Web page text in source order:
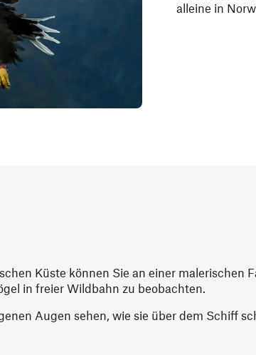
alleine in
Küste können Sie an einer malerischen
in freier Wildbahn zu beobachten.
Augen sehen, wie sie über dem Schiff